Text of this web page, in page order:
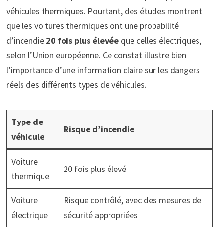
véhicules thermiques. Pourtant, des études montrent
que les voitures thermiques ont une probabilité
d’incendie 20 fois plus élevéeque celles électriques,
selon l’Union européenne. Ce constat illustre bien
l’importance d’une information claire sur les dangers
réels des différents types de véhicules.
Type de
véhicule
Risque d’incendie
Voiture
thermique
20 fois plus élevé
Voiture
électrique
Risque contrôlé, avec des mesures de
sécurité appropriées